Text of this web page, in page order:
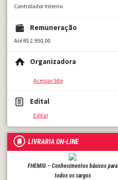
Controlador Interno.
Remuneração
Até R$ 2.950,00
Organizadora
Acessar Site
Edital
Edital
LIVRARIA ON-LINE
FHEMIG – Conhecimentos básicos para
todos os cargos